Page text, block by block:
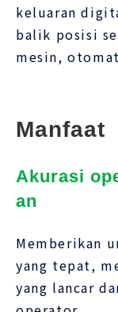
keluaran
balik posisi
mesin,
Manfaat
Akurasi
an
Memberikan
yang tepat,
yang lancar